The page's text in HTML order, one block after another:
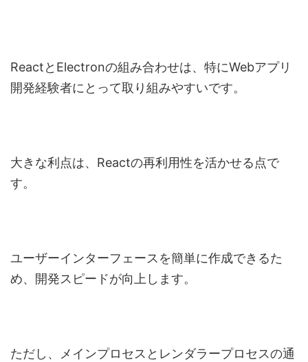
ReactとElectronの組み合わせは、特にWebアプリ
開発経験者にとって取り組みやすいです。
大きな利点は、Reactの再利用性を活かせる点で
す。
ユーザーインターフェースを簡単に作成できるた
め、開発スピードが向上します。
ただし、メインプロセスとレンダラープロセスの通